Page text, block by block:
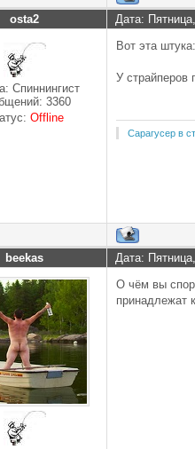
osta2 Дата:
Спиннингист
3360
Offline
Вот эта штука:
У страйперов
Сарагусер в
beekas Дата:
О чём вы
принадлежат